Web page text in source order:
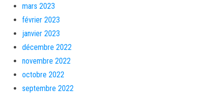
mars 2023
février 2023
janvier 2023
décembre 2022
novembre 2022
octobre 2022
septembre 2022